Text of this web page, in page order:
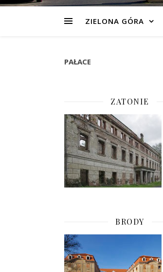
ZIELONA GÓRA
PAŁACE
ZATONIE
BRODY